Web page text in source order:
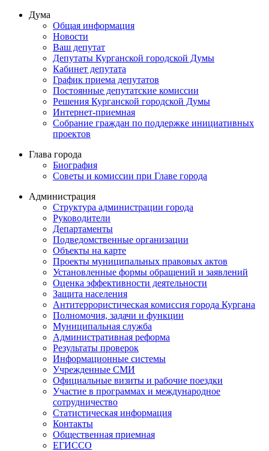
Дума
Общая информация
Новости
Ваш депутат
Депутаты Курганской городской Думы
Кабинет депутата
График приема депутатов
Постоянные депутатские комиссии
Решения Курганской городской Думы
Интернет-приемная
Собрание граждан по поддержке инициативных
проектов
Глава города
Биография
Советы и комиссии при Главе города
Администрация
Структура администрации города
Руководители
Департаменты
Подведомственные организации
Объекты на карте
Проекты муниципальных правовых актов
Установленные формы обращений и заявлений
Оценка эффективности деятельности
Защита населения
Антитеррористическая комиссия города Кургана
Полномочия, задачи и функции
Муниципальная служба
Административная реформа
Результаты проверок
Информационные системы
Учрежденные СМИ
Официальные визиты и рабочие поездки
Участие в программах и международное
сотрудничество
Статистическая информация
Контакты
Общественная приемная
ЕГИССО